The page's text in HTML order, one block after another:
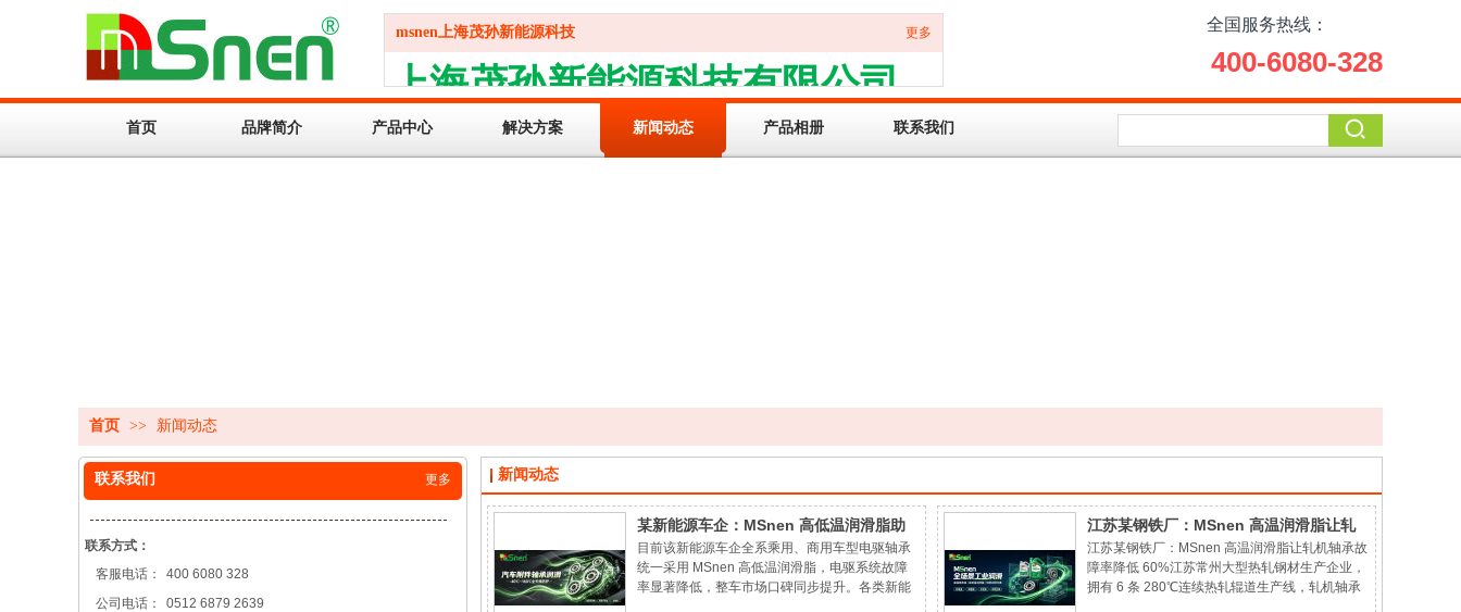
msnen上海茂孙新能源科技 更多
上海茂孙新能源科技有限公司
ShangHai MaoSun New Energy Technology Co., Ltd
400-6080-328
全国服务热线：
首页 品牌简介 产品中心 解决方案 新闻动态 产品相册 联系我们
首页 >> 新闻动态
联系我们 更多
联系方式：
客服电话：
400 6080 328
公司电话：
0512 6879 2639
新闻动态
某新能源车企：MSnen 高低温润滑脂助
力驱动电机高效运转
目前该新能源车企全系乘用、商用车型电驱轴承
统一采用 MSnen 高低温润滑脂，电驱系统故障
率显著降低，整车市场口碑同步提升。各类新能
江苏某钢铁厂：MSnen 高温润滑脂让轧
机轴承故障率降低 60%
江苏某钢铁厂：MSnen 高温润滑脂让轧机轴承故
障率降低 60%江苏常州大型热轧钢材生产企业，
拥有 6 条 280℃连续热轧辊道生产线，轧机轴承